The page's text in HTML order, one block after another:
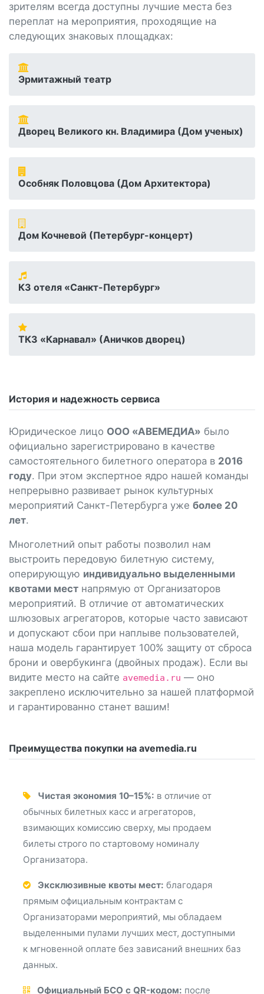
зрителям всегда доступны лучшие места без
переплат на мероприятия, проходящие на
следующих знаковых площадках:
Эрмитажный театр
Дворец Великого кн. Владимира (Дом ученых)
Особняк Половцова (Дом Архитектора)
Дом Кочневой (Петербург-концерт)
КЗ отеля «Санкт-Петербург»
ТКЗ «Карнавал» (Аничков дворец)
История и надежность сервиса
Юридическое лицо ООО «АВЕМЕДИА» было
официально зарегистрировано в качестве
самостоятельного билетного оператора в 2016
году. При этом экспертное ядро нашей команды
непрерывно развивает рынок культурных
мероприятий Санкт-Петербурга уже более 20
лет.
Многолетний опыт работы позволил нам
выстроить передовую билетную систему,
оперирующую индивидуально выделенными
квотами мест напрямую от Организаторов
мероприятий. В отличие от автоматических
шлюзовых агрегаторов, которые часто зависают
и допускают сбои при наплыве пользователей,
наша модель гарантирует 100% защиту от сброса
брони и овербукинга (двойных продаж). Если вы
видите место на сайте avemedia.ru — оно
закреплено исключительно за нашей платформой
и гарантированно станет вашим!
Преимущества покупки на avemedia.ru
Чистая экономия 10–15%: в отличие от
обычных билетных касс и агрегаторов,
взимающих комиссию сверху, мы продаем
билеты строго по стартовому номиналу
Организатора.
Эксклюзивные квоты мест: благодаря
прямым официальным контрактам с
Организаторами мероприятий, мы обладаем
выделенными пулами лучших мест, доступными
к мгновенной оплате без зависаний внешних баз
данных.
Официальный БСО с QR-кодом: после